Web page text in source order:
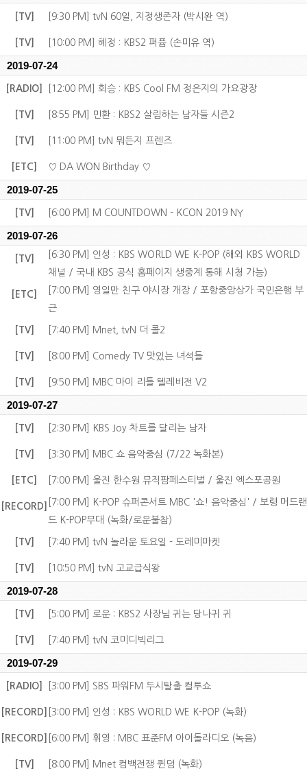
[TV] [9:30 PM] tvN 60일, 지정생존자 (박시완 역)
[TV] [10:00 PM] 혜정 : KBS2 퍼퓸 (손미유 역)
2019-07-24
[RADIO] [12:00 PM] 회승 : KBS Cool FM 정은지의 가요광장
[TV] [8:55 PM] 민환 : KBS2 살림하는 남자들 시즌2
[TV] [11:00 PM] tvN 뭐든지 프렌즈
[ETC] ♡ DA WON Birthday ♡
2019-07-25
[TV] [6:00 PM] M COUNTDOWN - KCON 2019 NY
2019-07-26
[TV]
[6:30 PM] 인성 : KBS WORLD WE K-POP (해외 KBS WORLD
채널 / 국내 KBS 공식 홈페이지 생중계 통해 시청 가능)
[ETC]
[7:00 PM] 영일만 친구 야시장 개장 / 포항중앙상가 국민은행 부
근
[TV] [7:40 PM] Mnet, tvN 더 콜2
[TV] [8:00 PM] Comedy TV 맛있는 녀석들
[TV] [9:50 PM] MBC 마이 리틀 텔레비전 V2
2019-07-27
[TV] [2:30 PM] KBS Joy 차트를 달리는 남자
[TV] [3:30 PM] MBC 쇼 음악중심 (7/22 녹화본)
[ETC] [7:00 PM] 울진 한수원 뮤직팜페스티벌 / 울진 엑스포공원
[RECORD]
[7:00 PM] K-POP 슈퍼콘서트 MBC '쇼! 음악중심' / 보령 머드랜
드 K-POP무대 (녹화/로운불참)
[TV] [7:40 PM] tvN 놀라운 토요일 - 도레미마켓
[TV] [10:50 PM] tvN 고교급식왕
2019-07-28
[TV] [5:00 PM] 로운 : KBS2 사장님 귀는 당나귀 귀
[TV] [7:40 PM] tvN 코미디빅리그
2019-07-29
[RADIO] [3:00 PM] SBS 파워FM 두시탈출 컬투쇼
[RECORD] [3:00 PM] 인성 : KBS WORLD WE K-POP (녹화)
[RECORD] [6:00 PM] 휘영 : MBC 표준FM 아이돌라디오 (녹음)
[TV] [8:00 PM] Mnet 컴백전쟁 퀸덤 (녹화)